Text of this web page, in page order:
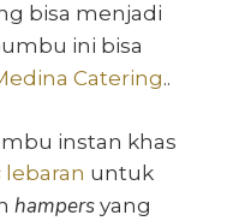
bisa menjadi
ini bisa
Catering..
instan khas
lebaran untuk
hampers yang